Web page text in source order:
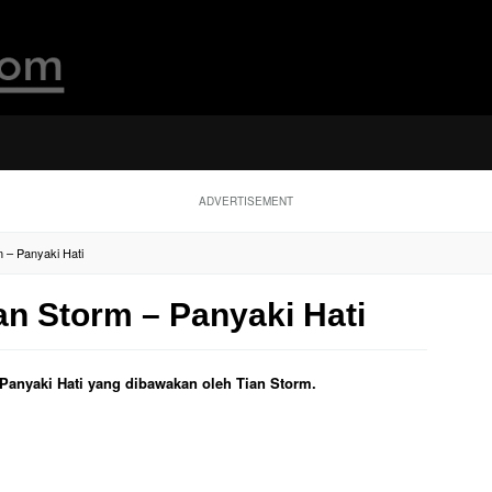
ADVERTISEMENT
– Panyaki Hati
Storm – Panyaki Hati
Hati yang dibawakan oleh Tian Storm.